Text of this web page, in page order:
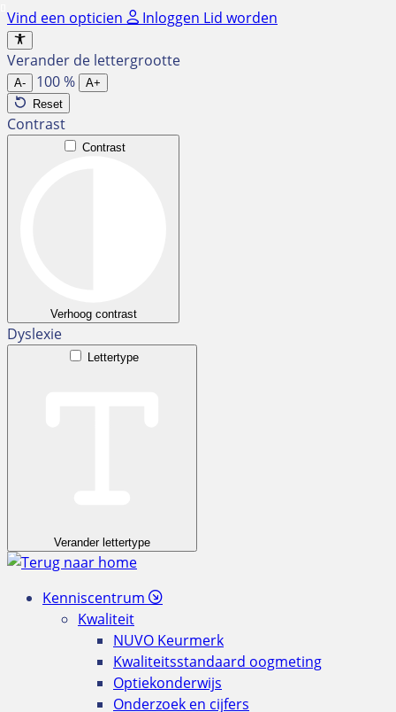
Ga
naar
de
inhoud
Vind een opticien Inloggen Lid worden
Verander de lettergrootte
A- 100%
A+
Reset
Contrast
Contrast
Verhoog contrast
Dyslexie
Lettertype
Verander lettertype
Kenniscentrum
Kwaliteit
NUVO Keurmerk
Kwaliteitsstandaard oogmeting
Optiekonderwijs
Onderzoek en cijfers